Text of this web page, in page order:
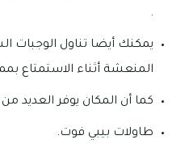
.
يمكنك أيضا تناول الوجبات
المنعشة أثناء الاستمتاع
كما أن المكان يوفر العديد من
طاولات بيبي فوت.